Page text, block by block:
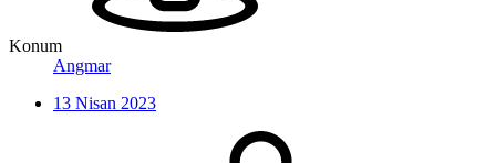
Konum
Angmar
13 Nisan 2023